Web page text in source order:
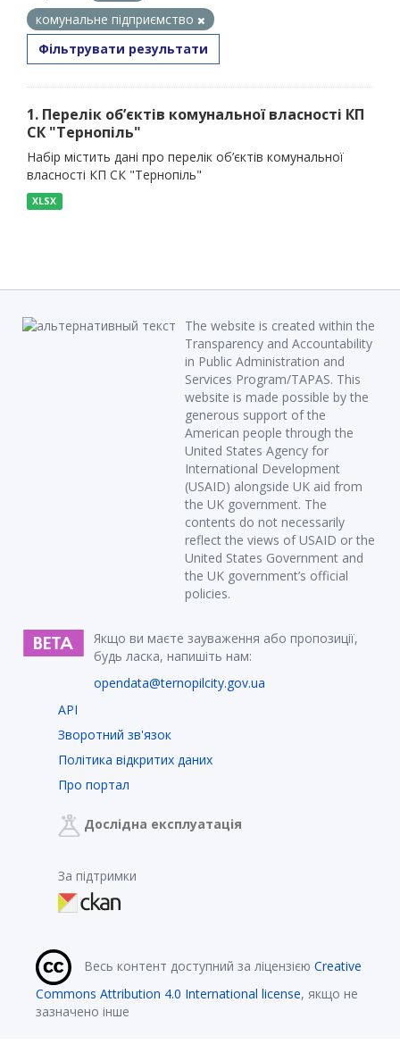
комунальне підприємство
Фільтрувати результати
1. Перелік об’єктів комунальної власності КП
СК "Тернопіль"
Набір містить дані про перелік об’єктів комунальної
власності КП СК "Тернопіль"
XLSX
The website is created within the
Transparency and Accountability
in Public Administration and
Services Program/TAPAS. This
website is made possible by the
generous support of the
American people through the
United States Agency for
International Development
(USAID) alongside UK aid from
the UK government. The
contents do not necessarily
reflect the views of USAID or the
United States Government and
the UK government’s official
policies.
Якщо ви маєте зауваження або пропозиції,
будь ласка, напишіть нам:
opendata@ternopilcity.gov.ua
API
Зворотний зв'язок
Політика відкритих даних
Про портал
Дослідна експлуатація
За підтримки
Весь контент доступний за ліцензією Creative
Commons Attribution 4.0 International license, якщо не
зазначено інше